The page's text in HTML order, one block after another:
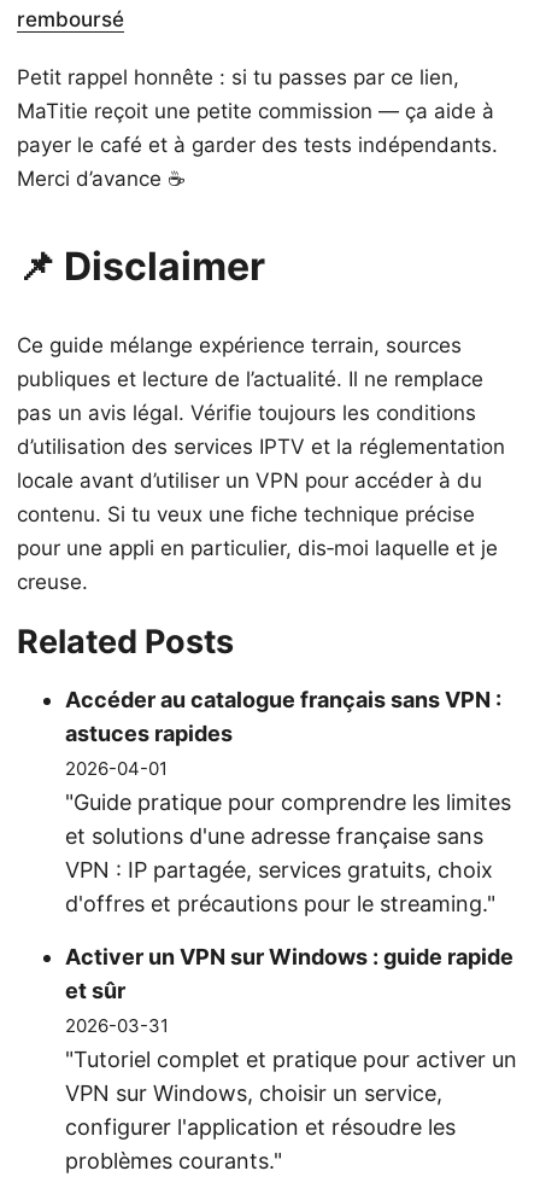
remboursé
Petit rappel honnête : si tu passes par ce lien,
MaTitie reçoit une petite commission — ça aide à
payer le café et à garder des tests indépendants.
Merci d’avance ☕️
📌 Disclaimer
Ce guide mélange expérience terrain, sources
publiques et lecture de l’actualité. Il ne remplace
pas un avis légal. Vérifie toujours les conditions
d’utilisation des services IPTV et la réglementation
locale avant d’utiliser un VPN pour accéder à du
contenu. Si tu veux une fiche technique précise
pour une appli en particulier, dis‑moi laquelle et je
creuse.
Related Posts
Accéder au catalogue français sans VPN :
astuces rapides
2026-04-01
"Guide pratique pour comprendre les limites
et solutions d'une adresse française sans
VPN : IP partagée, services gratuits, choix
d'offres et précautions pour le streaming."
Activer un VPN sur Windows : guide rapide
et sûr
2026-03-31
"Tutoriel complet et pratique pour activer un
VPN sur Windows, choisir un service,
configurer l'application et résoudre les
problèmes courants."